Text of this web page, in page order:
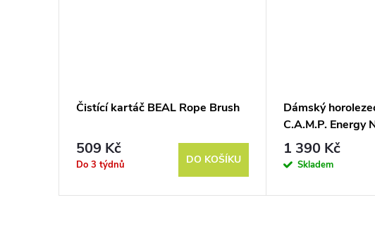
Čistící kartáč BEAL Rope Brush
509 Kč
Do 3 týdnů DO KOŠÍKU
Dámský
C.A.M.P. Energy
1 390 Kč
Skladem